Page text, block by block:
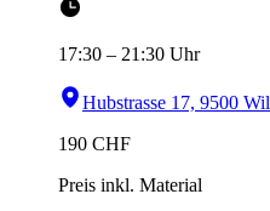
17:30 – 21:30 Uhr
Hubstrasse 17, 9500 Wil
190 CHF
Preis inkl. Material